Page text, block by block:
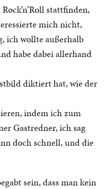
stattfinden,
mich nicht,
ich wollte außerhalb
habe dabei allerhand
diktiert hat, wie der
indem ich zum
Gastredner, ich sag
doch schnell, und die
sein, dass man kein